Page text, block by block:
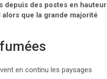
depuis des postes en hauteur
que la grande majorité
en continu les paysages